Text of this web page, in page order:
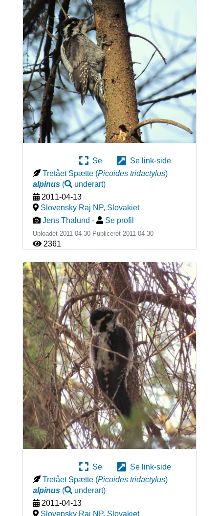
Se
Se link-side
Tretået Spætte (Picoides tridactylus)
alpinus( underart)
2011-04-13
Slovensky Raj NP, Slovakiet
Jens Thalund - Se profil
Uploadet 2011-04-30 Publiceret 2011-04-30
2361
Se
Se link-side
Tretået Spætte (Picoides tridactylus)
alpinus( underart)
2011-04-13
Slovensky Raj NP, Slovakiet